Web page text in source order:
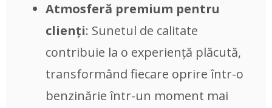
Atmosferă premium pentru
clienți: Sunetul de calitate
contribuie la o experiență plăcută,
transformând fiecare oprire într-o
benzinărie într-un moment mai